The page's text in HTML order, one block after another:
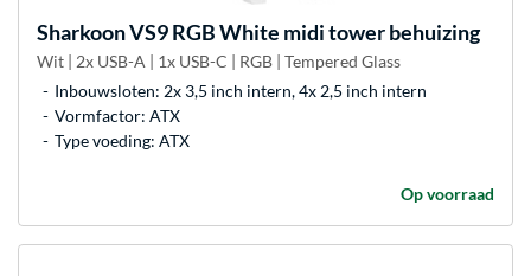
SharkoonVS9 RGB White midi tower behuizing
Wit | 2x USB-A | 1x USB-C | RGB | Tempered Glass
Inbouwsloten: 2x 3,5 inch intern, 4x 2,5 inch intern
Vormfactor: ATX
Type voeding: ATX
Op voorraad